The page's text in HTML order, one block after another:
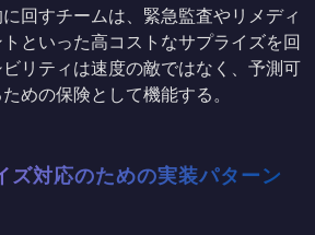
回すチームは、緊急監査やリメディ
といった高コストなサプライズを回
リティは速度の敵ではなく、予測可
めの保険として機能する。
ズ対応のための実装パターン